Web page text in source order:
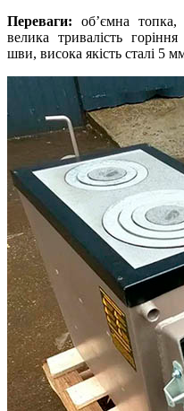
Переваги: об’ємна топка,
велика тривалість
шви, висока якість сталі 5